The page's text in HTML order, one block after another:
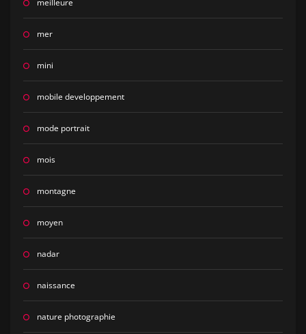
meilleure
mer
mini
mobile developpement
mode portrait
mois
montagne
moyen
nadar
naissance
nature photographie